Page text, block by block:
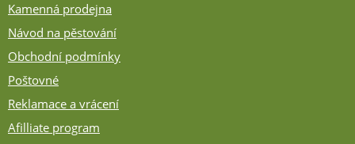
Kamenná prodejna
Návod na pěstování
Obchodní podmínky
Poštovné
Reklamace a vrácení
Afilliate program